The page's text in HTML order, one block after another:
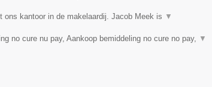
ons kantoor in de makelaardij. Jacob Meek is ▼
no cure nu pay, Aankoop bemiddeling no cure no pay, ▼